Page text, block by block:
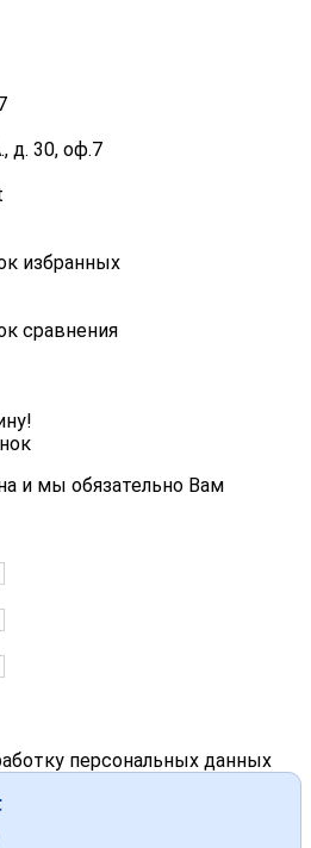
д. 30, оф.7
избранных
сравнения
и мы обязательно Вам
персональных данных